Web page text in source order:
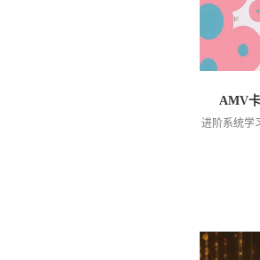
AMV
进阶系统学